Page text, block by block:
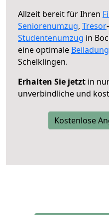
Allzeit bereit für Ihren
Seniorenumzug, Tresor
Studentenumzug in
eine optimale Beiladung
Schelklingen.
Erhalten Sie jetzt in
unverbindliche und
Kostenlose